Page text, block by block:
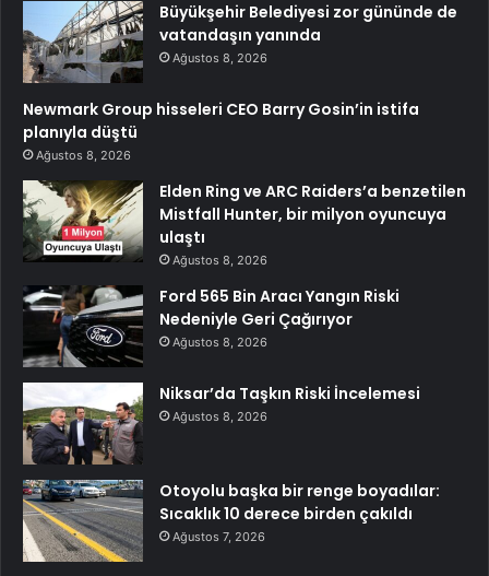
Büyükşehir Belediyesi zor gününde de
vatandaşın yanında
Ağustos 8, 2026
Newmark Group hisseleri CEO Barry Gosin’in istifa
planıyla düştü
Ağustos 8, 2026
Elden Ring ve ARC Raiders’a benzetilen
Mistfall Hunter, bir milyon oyuncuya
ulaştı
Ağustos 8, 2026
Ford 565 Bin Aracı Yangın Riski
Nedeniyle Geri Çağırıyor
Ağustos 8, 2026
Niksar’da Taşkın Riski İncelemesi
Ağustos 8, 2026
Otoyolu başka bir renge boyadılar:
Sıcaklık 10 derece birden çakıldı
Ağustos 7, 2026